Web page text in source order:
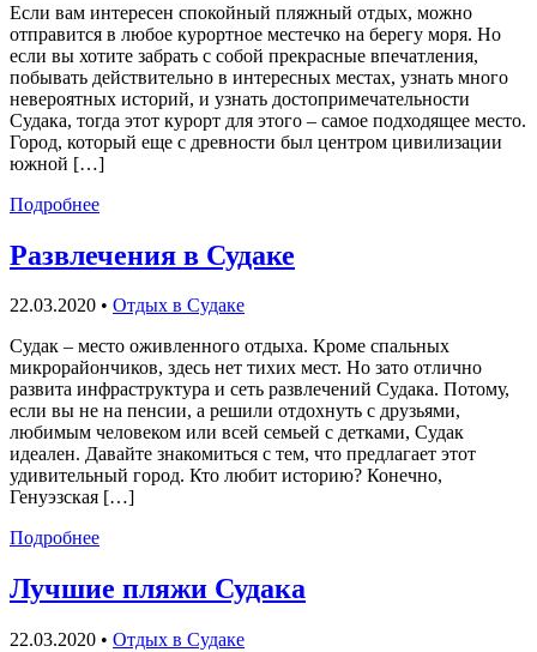
Если вам интересен спокойный пляжный отдых, можно
отправится в любое курортное местечко на берегу моря. Но
если вы хотите забрать с собой прекрасные впечатления,
побывать действительно в интересных местах, узнать много
невероятных историй, и узнать достопримечательности
Судака, тогда этот курорт для этого – самое подходящее место.
Город, который еще с древности был центром цивилизации
южной […]
Подробнее
Развлечения в Судаке
22.03.2020 • Отдых в Судаке
Судак – место оживленного отдыха. Кроме спальных
микрорайончиков, здесь нет тихих мест. Но зато отлично
развита инфраструктура и сеть развлечений Судака. Потому,
если вы не на пенсии, а решили отдохнуть с друзьями,
любимым человеком или всей семьей с детками, Судак
идеален. Давайте знакомиться с тем, что предлагает этот
удивительный город. Кто любит историю? Конечно,
Генуэзская […]
Подробнее
Лучшие пляжи Судака
22.03.2020 • Отдых в Судаке